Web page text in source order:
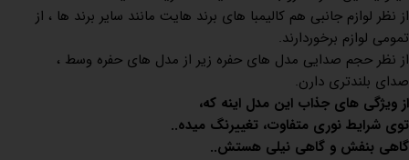
از نظر لوازم جانبی هم کالیمبا های برند هایت مانند سایر برند ها ، از
تمومی لوازم برخوردارند.
از نظر حجم صدایی مدل های حفره زیر از مدل های حفره وسط ،
صدای بلندتری دارن.
از ویژگی های جذاب این مدل اینه که،
توی شرایط نوری متفاوت، تغییرنگ میده..
گاهی بنفش و گاهی نیلی هستش..